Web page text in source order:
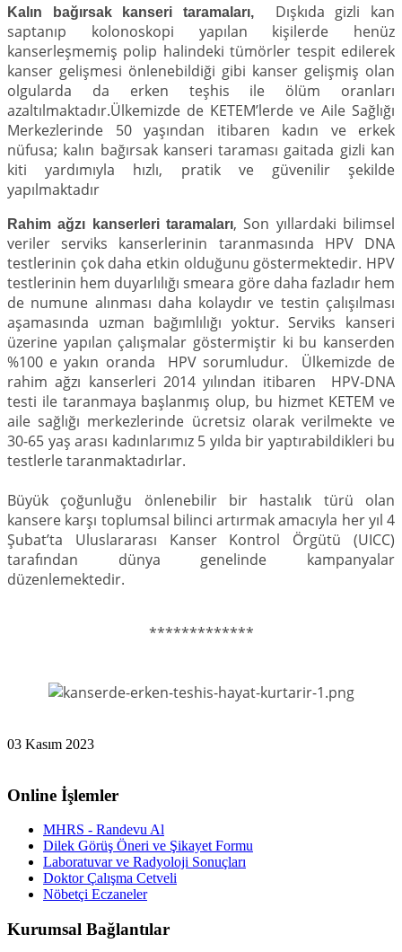
Kalın bağırsak kanseri taramaları,
Dışkıda gizli kan
saptanıp kolonoskopi yapılan kişilerde henüz
kanserleşmemiş polip halindeki tümörler tespit edilerek
kanser gelişmesi önlenebildiği gibi kanser gelişmiş olan
olgularda da erken teşhis ile ölüm oranları
azaltılmaktadır.Ülkemizde de KETEM’lerde ve Aile Sağlığı
Merkezlerinde 50 yaşından itibaren kadın ve erkek
nüfusa; kalın bağırsak kanseri taraması gaitada gizli kan
kiti yardımıyla hızlı, pratik ve güvenilir şekilde
yapılmaktadır
Rahim ağzı kanserleri taramaları, Son yıllardaki bilimsel
veriler serviks kanserlerinin taranmasında HPV DNA
testlerinin çok daha etkin olduğunu göstermektedir. HPV
testlerinin hem duyarlılığı smeara göre daha fazladır hem
de numune alınması daha kolaydır ve testin çalışılması
aşamasında uzman bağımlılığı yoktur. Serviks kanseri
üzerine yapılan çalışmalar göstermiştir ki bu kanserden
%100 e yakın oranda HPV sorumludur. Ülkemizde de
rahim ağzı kanserleri 2014 yılından itibaren HPV-DNA
testi ile taranmaya başlanmış olup, bu hizmet KETEM ve
aile sağlığı merkezlerinde ücretsiz olarak verilmekte ve
30-65 yaş arası kadınlarımız 5 yılda bir yaptırabildikleri bu
testlerle taranmaktadırlar.
Büyük çoğunluğu önlenebilir bir hastalık türü olan
kansere karşı toplumsal bilinci artırmak amacıyla her yıl 4
Şubat’ta Uluslararası Kanser Kontrol Örgütü (UICC)
tarafından dünya genelinde kampanyalar
düzenlemektedir.
*************
03 Kasım 2023
Online İşlemler
MHRS - Randevu Al
Dilek Görüş Öneri ve Şikayet Formu
Laboratuvar ve Radyoloji Sonuçları
Doktor Çalışma Cetveli
Nöbetçi Eczaneler
Kurumsal Bağlantılar